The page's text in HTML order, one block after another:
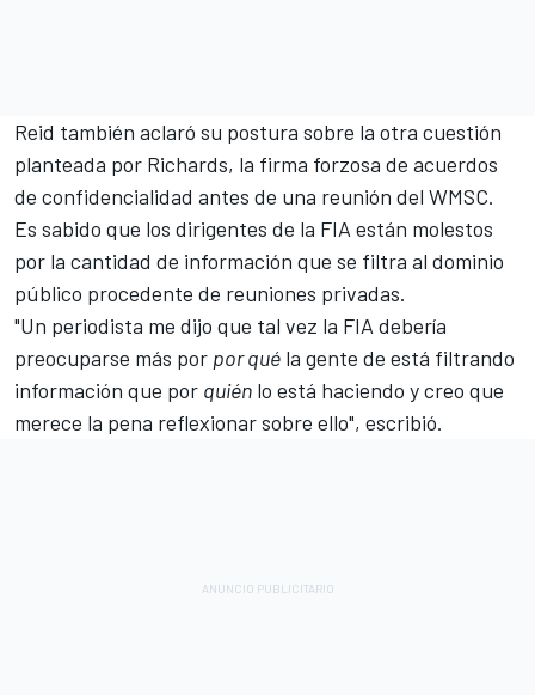
Reid también aclaró su postura sobre la otra cuestión
planteada por Richards, la firma forzosa de acuerdos
de confidencialidad antes de una reunión del WMSC.
Es sabido que los dirigentes de la FIA están molestos
por la cantidad de información que se filtra al dominio
público procedente de reuniones privadas.
"Un periodista me dijo que tal vez la FIA debería
preocuparse más por por qué la gente de está filtrando
información que por quién lo está haciendo y creo que
merece la pena reflexionar sobre ello", escribió.